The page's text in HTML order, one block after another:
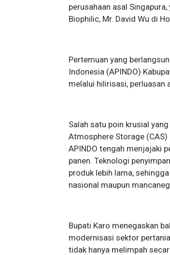
perusahaan asal
Biophilic, Mr. David Wu di
Pertemuan yang
Indonesia (APINDO)
melalui hilirisasi, perluasan
Salah satu poin krusial
Atmosphere Storage
APINDO tengah menjajaki
panen. Teknologi
produk lebih lama,
nasional maupun
Bupati Karo menegaskan
modernisasi sektor
tidak hanya melimpah